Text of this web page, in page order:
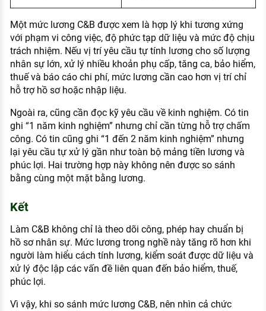
Một mức lương C&B được xem là hợp lý khi tương xứng
với phạm vi công việc, độ phức tạp dữ liệu và mức độ chịu
trách nhiệm. Nếu vị trí yêu cầu tự tính lương cho số lượng
nhân sự lớn, xử lý nhiều khoản phụ cấp, tăng ca, bảo hiểm,
thuế và báo cáo chi phí, mức lương cần cao hơn vị trí chỉ
hỗ trợ hồ sơ hoặc nhập liệu.
Ngoài ra, cũng cần đọc kỹ yêu cầu về kinh nghiệm. Có tin
ghi “1 năm kinh nghiệm” nhưng chỉ cần từng hỗ trợ chấm
công. Có tin cũng ghi “1 đến 2 năm kinh nghiệm” nhưng
lại yêu cầu tự xử lý gần như toàn bộ mảng tiền lương và
phúc lợi. Hai trường hợp này không nên được so sánh
bằng cùng một mặt bằng lương.
Kết
Làm C&B không chỉ là theo dõi công, phép hay chuẩn bị
hồ sơ nhân sự. Mức lương trong nghề này tăng rõ hơn khi
người làm hiểu cách tính lương, kiểm soát được dữ liệu và
xử lý độc lập các vấn đề liên quan đến bảo hiểm, thuế,
phúc lợi.
Vì vậy, khi so sánh mức lương C&B, nên nhìn cả chức